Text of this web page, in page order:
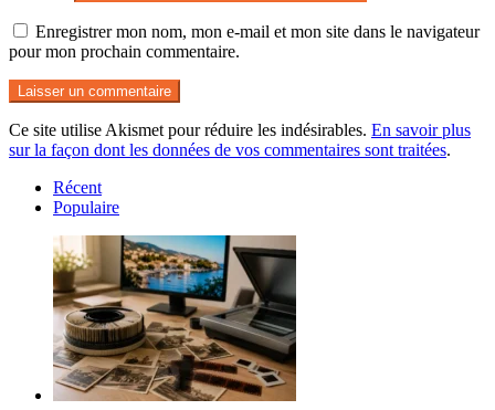
Enregistrer mon nom, mon e-mail et mon site dans le navigateur
pour mon prochain commentaire.
Ce site utilise Akismet pour réduire les indésirables. En savoir plus
sur la façon dont les données de vos commentaires sont traitées.
Récent
Populaire